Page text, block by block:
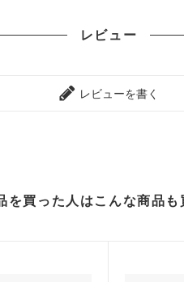
レビュー
レビューを書く
を買った人はこんな商品